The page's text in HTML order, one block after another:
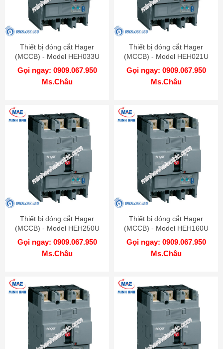
Thiết bị đóng cắt Hager
(MCCB) - Model HEH033U
Gọi ngay: 0909.067.950
Ms.Châu
Thiết bị đóng cắt Hager
(MCCB) - Model HEH021U
Gọi ngay: 0909.067.950
Ms.Châu
Thiết bị đóng cắt Hager
(MCCB) - Model HEH250U
Gọi ngay: 0909.067.950
Ms.Châu
Thiết bị đóng cắt Hager
(MCCB) - Model HEH160U
Gọi ngay: 0909.067.950
Ms.Châu